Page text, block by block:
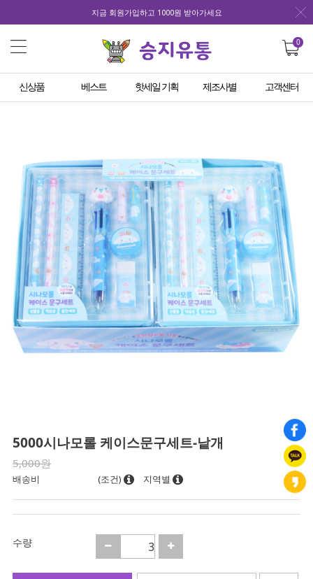
지금 회원가입하고 1000원 받아가세요
0
신상품 베스트 핫세일 기획 제조사별 고객센터
5000시나모롤 케이스문구세트-낱개
5,000원
배송비 (조건) 지역별
수량